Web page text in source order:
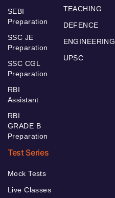
SEBI
Preparation
SSC JE
Preparation
SSC CGL
Preparation
RBI
Assistant
RBI
GRADE B
Preparation
TEACHING
DEFENCE
ENGINEERING
UPSC
Test Series
Mock Tests
Live Classes